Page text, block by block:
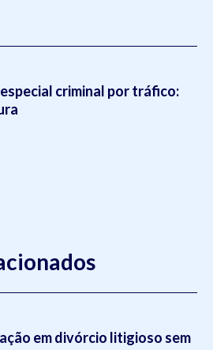
criminal por tráfico:
em divórcio litigioso sem